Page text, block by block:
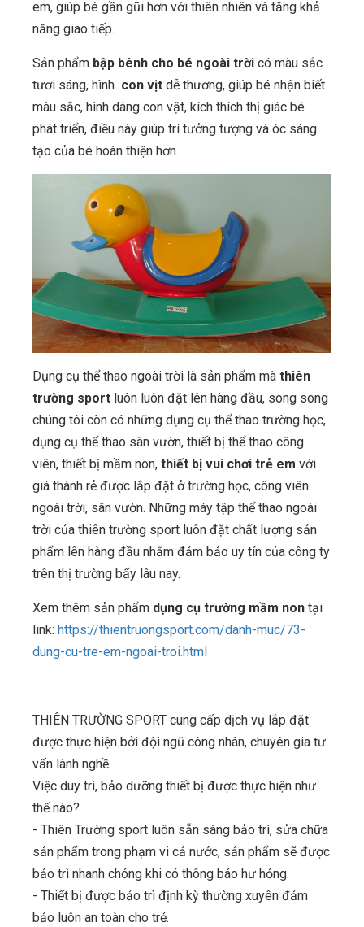
em, giúp bé gần gũi hơn với thiên nhiên và tăng khả
năng giao tiếp.
Sản phẩm bập bênh cho bé ngoài trời có màu sắc
tươi sáng, hình con vịt dễ thương, giúp bé nhận biết
màu sắc, hình dáng con vật, kích thích thị giác bé
phát triển, điều này giúp trí tưởng tượng và óc sáng
tạo của bé hoàn thiện hơn.
Dụng cụ thể thao ngoài trời là sản phẩm mà thiên
trường sport luôn luôn đặt lên hàng đầu, song song
chúng tôi còn có những dụng cụ thể thao trường học,
dụng cụ thể thao sân vườn, thiết bị thể thao công
viên, thiết bị mầm non, thiết bị vui chơi trẻ em với
giá thành rẻ được lắp đặt ở trường học, công viên
ngoài trời, sân vườn. Những máy tập thể thao ngoài
trời của thiên trường sport luôn đặt chất lượng sản
phẩm lên hàng đầu nhằm đảm bảo uy tín của công ty
trên thị trường bấy lâu nay.
Xem thêm sản phẩm dụng cụ trường mầm non tại
link: https://thientruongsport.com/danh-muc/73-
dung-cu-tre-em-ngoai-troi.html
THIÊN TRƯỜNG SPORT cung cấp dịch vụ lắp đặt
được thực hiện bởi đội ngũ công nhân, chuyên gia tư
vấn lành nghề.
Việc duy trì, bảo dưỡng thiết bị được thực hiện như
thế nào?
- Thiên Trường sport luôn sẵn sàng bảo trì, sửa chữa
sản phẩm trong phạm vi cả nước, sản phẩm sẽ được
bảo trì nhanh chóng khi có thông báo hư hỏng.
- Thiết bị được bảo trì định kỳ thường xuyên đảm
bảo luôn an toàn cho trẻ.